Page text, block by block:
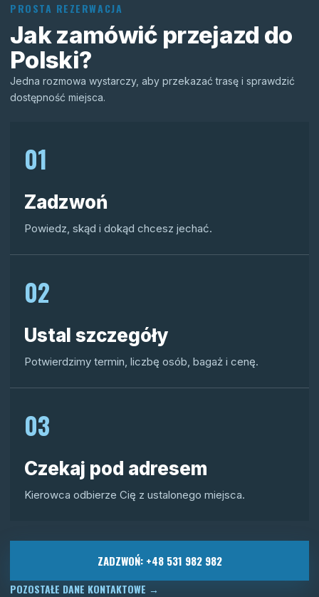
PROSTA REZERWACJA
Jak zamówić przejazd do
Polski?
Jedna rozmowa wystarczy, aby przekazać trasę i sprawdzić
dostępność miejsca.
01
Zadzwoń
Powiedz, skąd i dokąd chcesz jechać.
02
Ustal szczegóły
Potwierdzimy termin, liczbę osób, bagaż i cenę.
03
Czekaj pod adresem
Kierowca odbierze Cię z ustalonego miejsca.
ZADZWOŃ: +48 531 982 982
POZOSTAŁE DANE KONTAKTOWE →